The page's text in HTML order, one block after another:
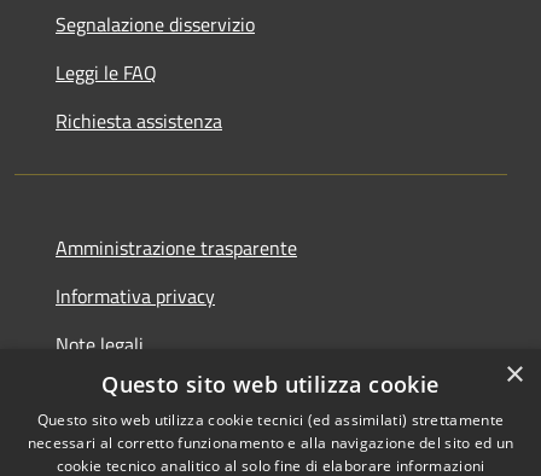
Segnalazione disservizio
Leggi le FAQ
Richiesta assistenza
Amministrazione trasparente
Informativa privacy
Note legali
Dichiarazione di accessibilità
×
Questo sito web utilizza cookie
Questo sito web utilizza cookie tecnici (ed assimilati) strettamente
necessari al corretto funzionamento e alla navigazione del sito ed un
cookie tecnico analitico al solo fine di elaborare informazioni